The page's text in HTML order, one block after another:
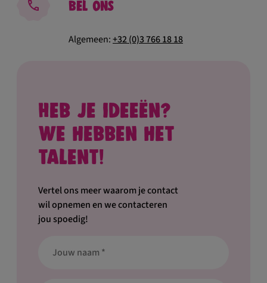
Heb je ideeën?
We hebben het
talent!
Vertel ons meer waarom je contact
wil opnemen en we contacteren
jou spoedig!
Bel ons
Algemeen:+32 (0)3 766 18 18